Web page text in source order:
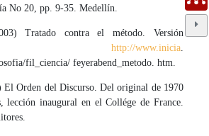
No 20, pp. 9-35. Medellín.
Tratado contra el método. Versión
http://www.inicia.
fil_ciencia/ feyerabend_metodo. htm.
Orden del Discurso. Del original de 1970
lección inaugural en el Collége de France.